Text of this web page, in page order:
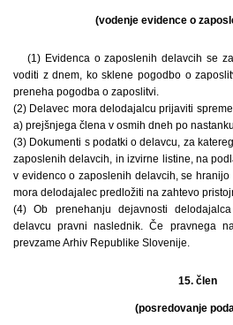
(vodenje evidence o
(1) Evidenca o zaposlenih delavcih se
voditi z dnem, ko sklene pogodbo o
preneha pogodba o zaposlitvi.
(2) Delavec mora delodajalcu prijaviti
a) prejšnjega člena v osmih dneh po
(3) Dokumenti s podatki o delavcu, za
zaposlenih delavcih, in izvirne listine, na
v evidenco o zaposlenih delavcih, se
mora delodajalec predložiti na zahtevo
(4) Ob prenehanju dejavnosti
delavcu pravni naslednik. Če pravnega
prevzame Arhiv Republike Slovenije.
15. člen
(posredovanje